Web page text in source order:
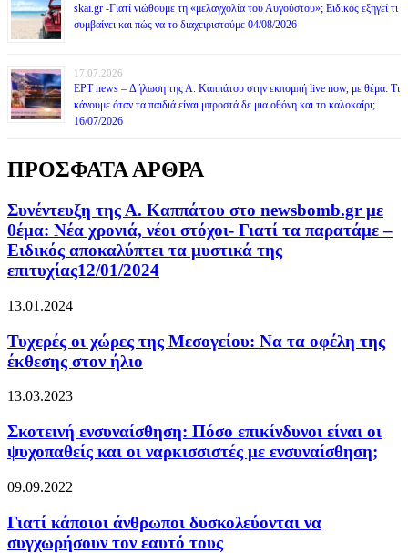
skai.gr -Γιατί νιώθουμε τη «μελαγχολία του Αυγούστου»; Ειδικός εξηγεί τι
συμβαίνει και πώς να το διαχειριστούμε 04/08/2026
17.07.2026
ΕΡΤ news – Δήλωση της Α. Καππάτου στην εκπομπή live now, με θέμα: Τι
κάνουμε όταν τα παιδιά είναι μπροστά δε μια οθόνη και το καλοκαίρι;
16/07/2026
ΠΡΟΣΦΑΤΑ ΑΡΘΡΑ
Συνέντευξη της Α. Καππάτου στο newsbomb.gr με
θέμα: Νέα χρονιά, νέοι στόχοι- Γιατί τα παρατάμε –
Ειδικός αποκαλύπτει τα μυστικά της
επιτυχίας12/01/2024
13.01.2024
Τυχερές οι χώρες της Μεσογείου: Να τα οφέλη της
έκθεσης στον ήλιο
13.03.2023
Σκοτεινή ενσυναίσθηση: Πόσο επικίνδυνοι είναι οι
ψυχοπαθείς και οι ναρκισσιστές με ενσυναίσθηση;
09.09.2022
Γιατί κάποιοι άνθρωποι δυσκολεύονται να
συγχωρήσουν τον εαυτό τους